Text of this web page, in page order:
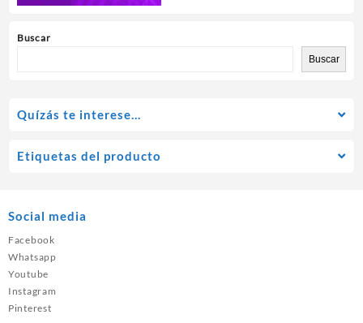
Buscar
Buscar
Quízás te interese…
Etiquetas del producto
Social media
Facebook
Whatsapp
Youtube
Instagram
Pinterest